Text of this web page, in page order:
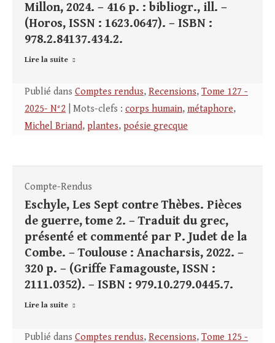
Millon, 2024. – 416 p. : bibliogr., ill. –
(Horos, ISSN : 1623.0647). – ISBN :
978.2.84137.434.2.
Lire la suite
Publié dans Comptes rendus, Recensions, Tome 127 -
2025- N°2 | Mots-clefs : corps humain, métaphore,
Michel Briand, plantes, poésie grecque
Compte-Rendus
Eschyle, Les Sept contre Thèbes. Pièces
de guerre, tome 2. – Traduit du grec,
présenté et commenté par P. Judet de la
Combe. – Toulouse : Anacharsis, 2022. –
320 p. – (Griffe Famagouste, ISSN :
2111.0352). – ISBN : 979.10.279.0445.7.
Lire la suite
Publié dans Comptes rendus, Recensions, Tome 125 -